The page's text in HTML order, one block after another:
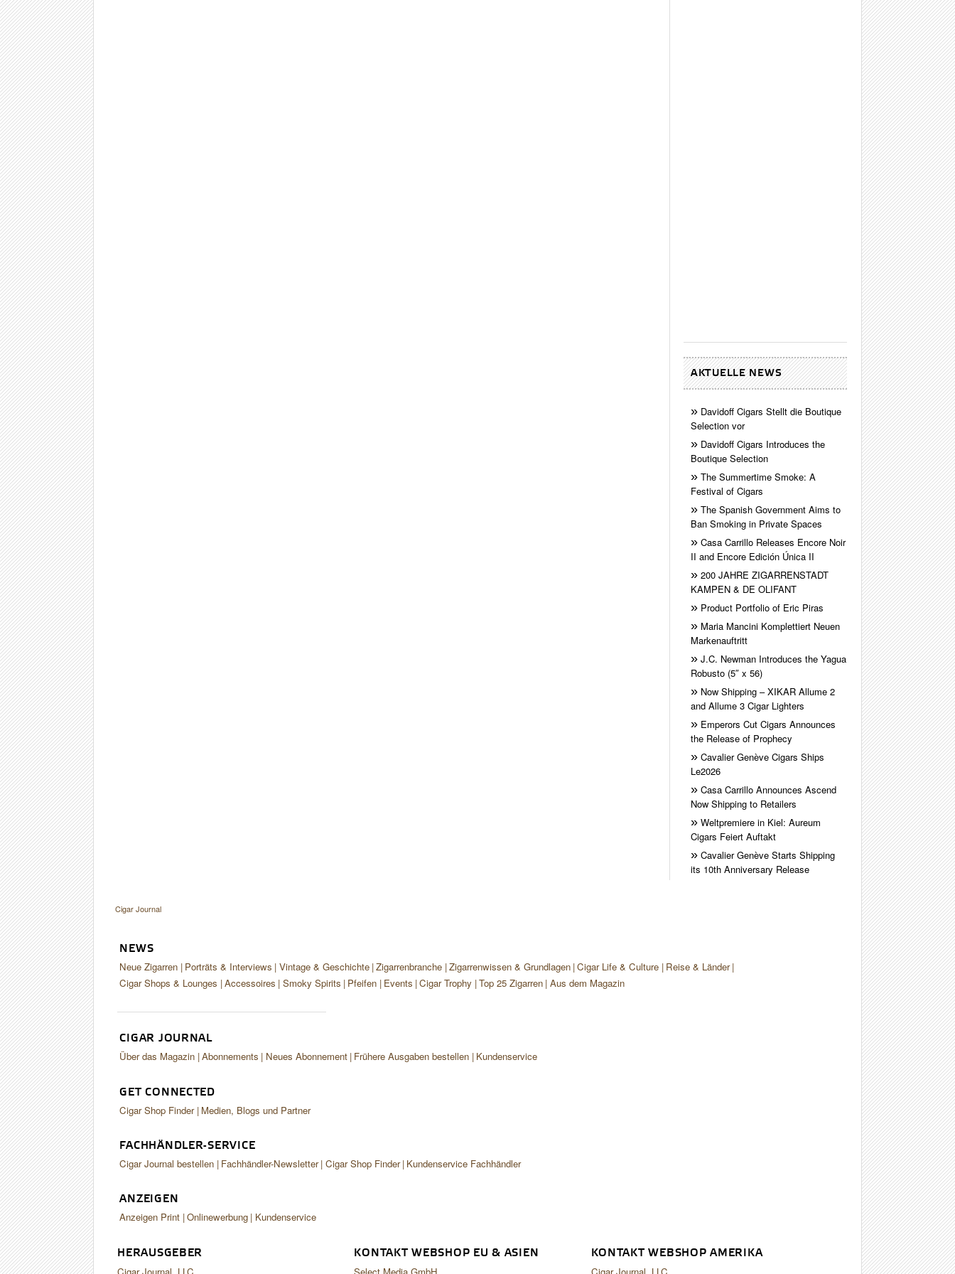
AKTUELLE NEWS
Davidoff Cigars Stellt die Boutique
Selection vor
Davidoff Cigars Introduces the
Boutique Selection
The Summertime Smoke: A
Festival of Cigars
The Spanish Government Aims to
Ban Smoking in Private Spaces
Casa Carrillo Releases Encore Noir
II and Encore Edición Única II
200 JAHRE ZIGARRENSTADT
KAMPEN & DE OLIFANT
Product Portfolio of Eric Piras
Maria Mancini Komplettiert Neuen
Markenauftritt
J.C. Newman Introduces the Yagua
Robusto (5″ x 56)
Now Shipping – XIKAR Allume 2
and Allume 3 Cigar Lighters
Emperors Cut Cigars Announces
the Release of Prophecy
Cavalier Genève Cigars Ships
Le2026
Casa Carrillo Announces Ascend
Now Shipping to Retailers
Weltpremiere in Kiel: Aureum
Cigars Feiert Auftakt
Cavalier Genève Starts Shipping
its 10th Anniversary Release
Cigar Journal
NEWS
Neue Zigarren Porträts & Interviews Vintage & Geschichte Zigarrenbranche Zigarrenwissen & Grundlagen Cigar Life & Culture Reise & Länder
Cigar Shops & Lounges Accessoires Smoky Spirits Pfeifen Events Cigar Trophy Top 25 Zigarren Aus dem Magazin
CIGAR JOURNAL
Über das Magazin Abonnements Neues Abonnement Frühere Ausgaben bestellen Kundenservice
GET CONNECTED
Cigar Shop Finder Medien, Blogs und Partner
FACHHÄNDLER-SERVICE
Cigar Journal bestellen Fachhändler-Newsletter Cigar Shop Finder Kundenservice Fachhändler
ANZEIGEN
Anzeigen Print Onlinewerbung Kundenservice
HERAUSGEBER KONTAKT WEBSHOP EU & ASIEN KONTAKT WEBSHOP AMERIKA